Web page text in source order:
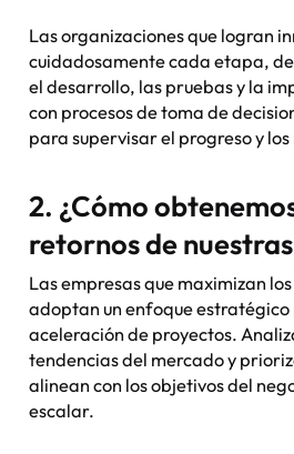
Las organizaciones que logran
cuidadosamente cada etapa,
el desarrollo, las pruebas y la
con procesos de toma de
para supervisar el progreso y
2. ¿Cómo
retornos de
Las empresas que maximizan
adoptan un enfoque estratégico
aceleración de proyectos.
tendencias del mercado y
alinean con los objetivos del
escalar.